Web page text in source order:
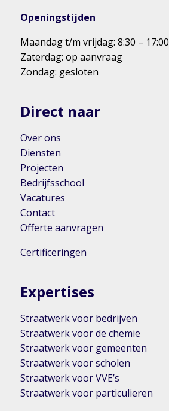
Openingstijden
Maandag t/m vrijdag: 8:30 – 17:00
Zaterdag: op aanvraag
Zondag: gesloten
Direct naar
Over ons
Diensten
Projecten
Bedrijfsschool
Vacatures
Contact
Offerte aanvragen
Certificeringen
Expertises
Straatwerk voor bedrijven
Straatwerk voor de chemie
Straatwerk voor gemeenten
Straatwerk voor scholen
Straatwerk voor VVE’s
Straatwerk voor particulieren